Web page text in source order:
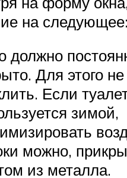
на следующее:
должно
Для этого
Если
зимой,
можно,
из металла.